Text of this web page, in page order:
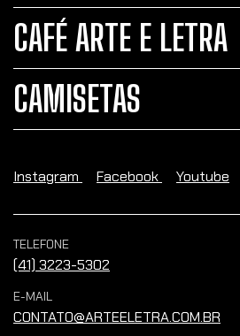
CAFÉ ARTE E LETRA
CAMISETAS
Instagram Facebook Youtube
TELEFONE
(41) 3223-5302
E-MAIL
CONTATO@ARTEELETRA.COM.BR